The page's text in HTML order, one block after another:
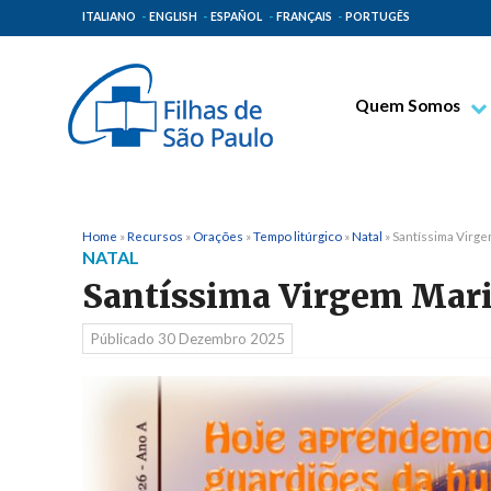
ITALIANO ENGLISH ESPAÑOL FRANÇAIS PORTUGÊS
Quem Somos
Lugares de
Família Paulina
Home »Recursos » Orações »Tempo litúrgico »Natal » Santíssima
NATAL
Santíssima Virgem
Públicado 30 Dezembro 2025